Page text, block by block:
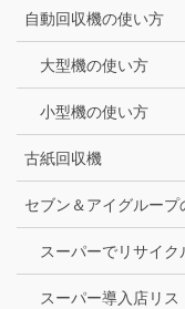
自動回収機の使い方
大型機の使い方
小型機の使い方
古紙回収機
セブン＆アイグルー
スーパーでリサイク
スーパー導入店リス